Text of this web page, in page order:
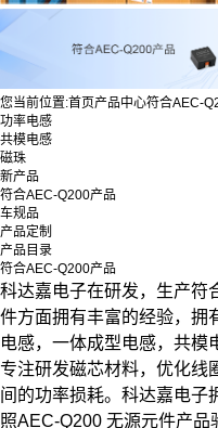
您当前位置:首页产品中心符合AEC-
功率电感
共模电感
磁珠
新产品
符合AEC-Q200产品
车规品
产品定制
产品目录
符合AEC-Q200产品
科达嘉电子在研发，生产符
件方面拥有丰富的经验，拥
电感，一体成型电感，共模
专注研发磁芯材料，优化线
间的功率损耗。科达嘉电子
照AEC-Q200 无源元件产品